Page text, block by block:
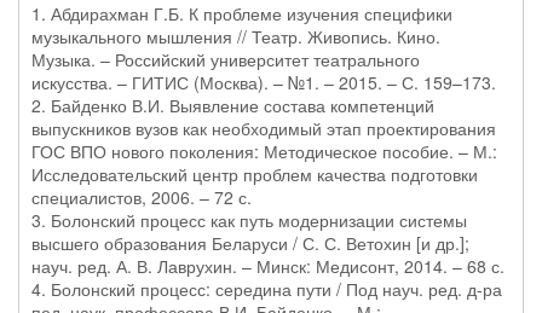
1. Абдирахман Г.Б. К проблеме изучения специфики
музыкального мышления // Театр. Живопись. Кино.
Музыка. – Российский университет театрального
искусства. – ГИТИС (Москва). – №1. – 2015. – С. 159–173.
2. Байденко В.И. Выявление состава компетенций
выпускников вузов как необходимый этап проектирования
ГОС ВПО нового поколения: Методическое пособие. – М.:
Исследовательский центр проблем качества подготовки
специалистов, 2006. – 72 с.
3. Болонский процесс как путь модернизации системы
высшего образования Беларуси / С. С. Ветохин [и др.];
науч. ред. А. В. Лаврухин. – Минск: Медисонт, 2014. – 68 с.
4. Болонский процесс: середина пути / Под науч. ред. д-ра